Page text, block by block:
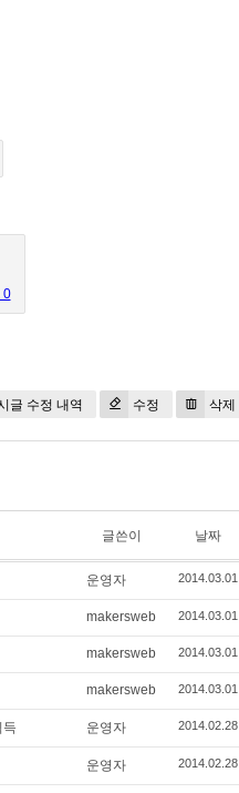
0
글 수정 내역 수정 삭제
글쓴이 날짜
운영자 2014.03.01
makersweb 2014.03.01
makersweb 2014.03.01
makersweb 2014.03.01
운영자 2014.02.28
운영자 2014.02.28